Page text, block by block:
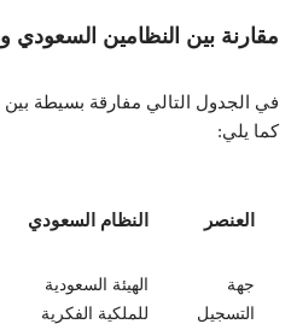
مقارنة بين النظامين السعودي
في الجدول التالي مفارقة بسيطة
كما يلي:
العنصر النظام السعودي
جهة
التسجيل
الهيئة السعودية
للملكية الفكرية